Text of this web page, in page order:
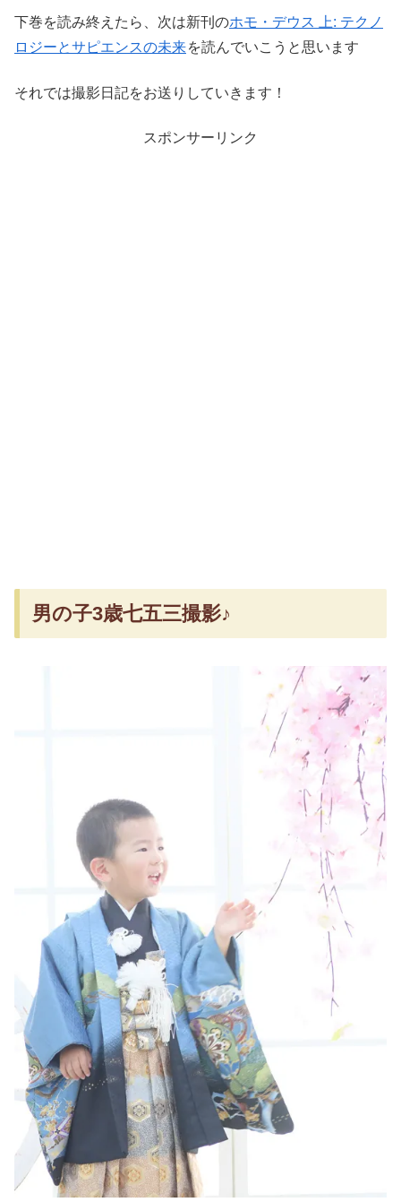
下巻を読み終えたら、次は新刊のホモ・デウス 上: テクノ
ロジーとサピエンスの未来を読んでいこうと思います
それでは撮影日記をお送りしていきます！
スポンサーリンク
男の子3歳七五三撮影♪